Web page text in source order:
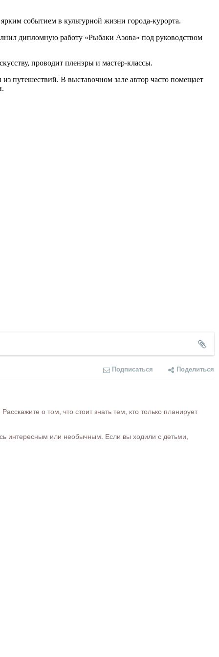
событием в культурной жизни города-курорта.
дипломную работу «Рыбаки Азова» под руководством
проводит пленэры и мастер-классы.
путешествий. В выставочном зале автор часто помещает
Подписаться Поделиться
о том, что стоит знать тем, кто только планирует
интересным или необычным. Если вы ходили с детьми,